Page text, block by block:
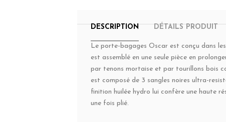
DESCRIPTION DÉTAILS PRODUIT
Le porte-bagages Oscar est conçu dans
est assemblé en une seule pièce en
par tenons mortaise et par tourillons bois
est composé de 3 sangles noires ultra-
finition huilée hydro lui confère une haute
une fois plié.